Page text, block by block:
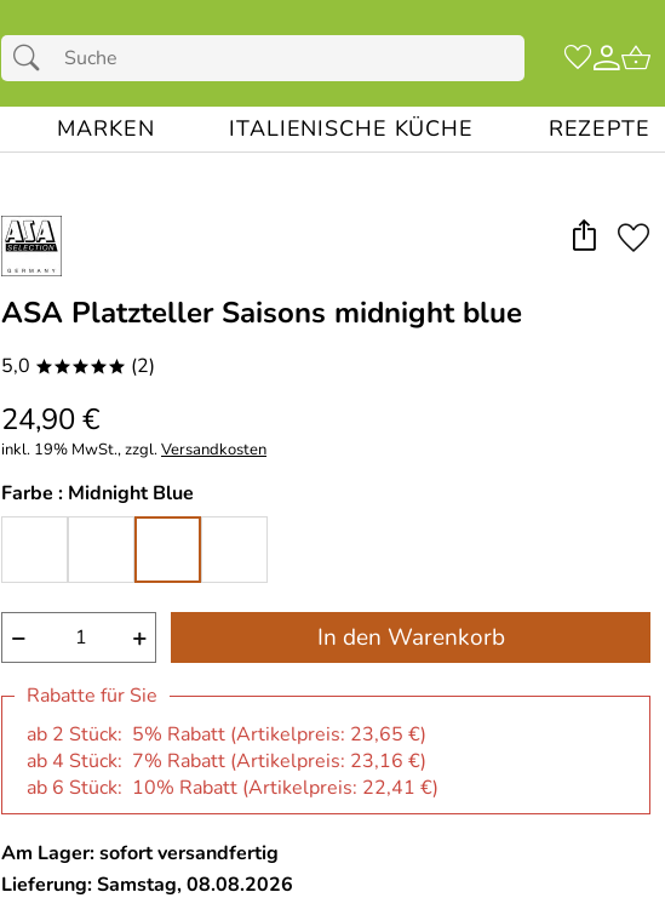
MARKEN ITALIENISCHE KÜCHE REZEPTE
ASA Platzteller Saisons midnight blue
5,0 ***** (2)
24,90 €
inkl. 19% MwSt., zzgl.Versandkosten
Farbe : Midnight Blue
− + In den Warenkorb
Rabatte für Sie
ab 2 Stück: 5% Rabatt (Artikelpreis: 23,65 €)
ab 4 Stück: 7% Rabatt (Artikelpreis: 23,16 €)
ab 6 Stück: 10% Rabatt (Artikelpreis: 22,41 €)
Am Lager: sofort versandfertig
Lieferung: Samstag, 08.08.2026